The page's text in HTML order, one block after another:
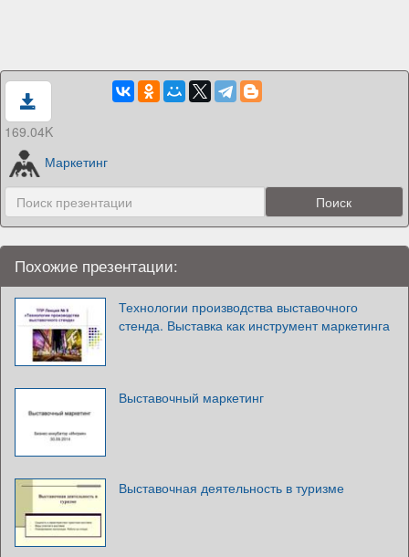
169.04K
Маркетинг
Похожие презентации:
Технологии производства выставочного
стенда. Выставка как инструмент маркетинга
Выставочный маркетинг
Выставочная деятельность в туризме